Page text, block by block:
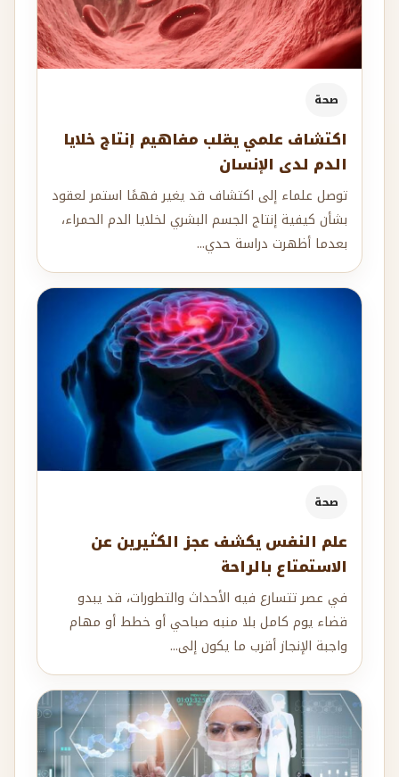
صحة
اكتشاف علمي يقلب مفاهيم إنتاج خلايا
الدم لدى الإنسان
توصل علماء إلى اكتشاف قد يغير فهمًا استمر لعقود
بشأن كيفية إنتاج الجسم البشري لخلايا الدم الحمراء،
بعدما أظهرت دراسة حدي...
صحة
علم النفس يكشف عجز الكثيرين عن
الاستمتاع بالراحة
في عصر تتسارع فيه الأحداث والتطورات، قد يبدو
قضاء يوم كامل بلا منبه صباحي أو خطط أو مهام
واجبة الإنجاز أقرب ما يكون إلى...